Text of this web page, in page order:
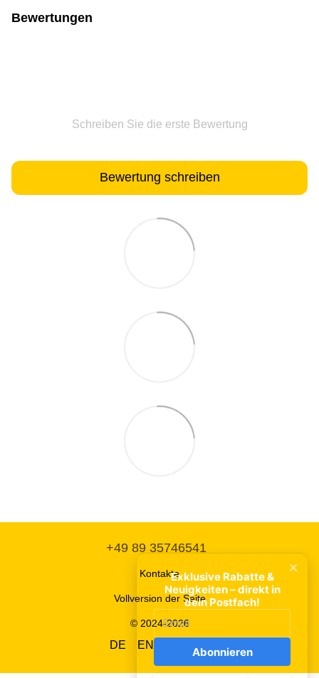
Bewertungen
Schreiben Sie die erste Bewertung
Bewertung schreiben
+49 89 35746541
Kontakte
Vollversion der Seite
© 2024-2026
DE EN